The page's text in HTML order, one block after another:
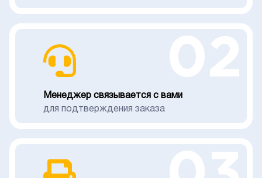
Менеджер связывается с вами
для подтверждения заказа